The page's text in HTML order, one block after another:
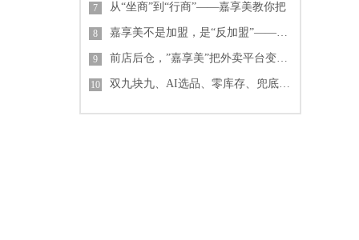
7 从“坐商”到“行商”——嘉享美教你把
8 嘉享美不是加盟，是“反加盟”——零费
9 前店后仓，”嘉享美”把外卖平台变成你
10 双九块九、AI选品、零库存、兜底回本